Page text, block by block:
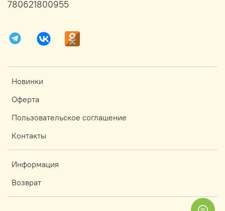
Новинки
Оферта
Пользовательское соглашение
Контакты
Информация
Возврат
780621800955